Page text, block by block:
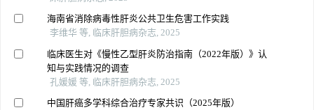
海南省消除病毒性肝炎公共卫生危害工作实践
李维华 等, 临床肝胆病杂志, 2025
临床医生对《慢性乙型肝炎防治指南（2022年版）》认
知与实践情况的调查
孔媛媛 等, 临床肝胆病杂志, 2025
中国肝癌多学科综合治疗专家共识（2025年版）